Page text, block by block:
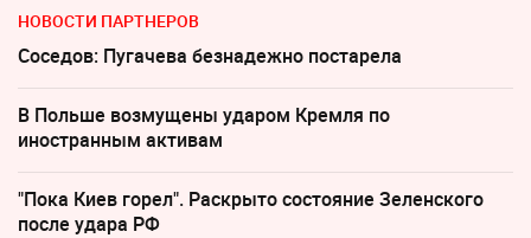
НОВОСТИ ПАРТНЕРОВ
Соседов: Пугачева безнадежно постарела
В Польше возмущены ударом Кремля по
иностранным активам
"Пока Киев горел". Раскрыто состояние Зеленского
после удара РФ